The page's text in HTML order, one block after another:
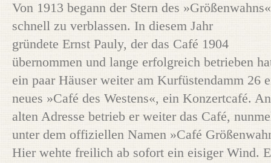
Von 1913 begann der Stern des »Größenwahns«
schnell zu verblassen. In diesem Jahr
gründete Ernst Pauly, der das Café 1904
übernommen und lange erfolgreich betrieben
ein paar Häuser weiter am Kurfüstendamm 26
neues »Café des Westens«, ein Konzertcafé.
alten Adresse betrieb er weiter das Café,
unter dem offiziellen Namen »Café
Hier wehte freilich ab sofort ein eisiger Wind.